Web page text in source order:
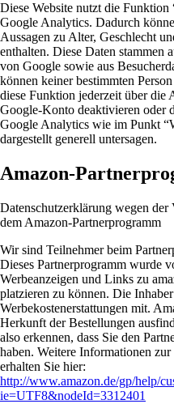
Diese Website nutzt die
Google Analytics. Dadurch
Aussagen zu Alter, Geschlecht
enthalten. Diese Daten stammen
von Google sowie aus
können keiner bestimmten
diese Funktion jederzeit über die
Google-Konto deaktivieren oder
Google Analytics wie im Punkt
dargestellt generell untersagen.
Amazon-
Datenschutzerklärung wegen
dem Amazon-Partnerprogramm
Wir sind Teilnehmer beim
Dieses Partnerprogramm wurde
Werbeanzeigen und Links zu
platzieren zu können. Die
Werbekostenerstattungen mit.
Herkunft der Bestellungen
also erkennen, dass Sie den
haben. Weitere Informationen
erhalten Sie hier:
http://www.amazon.de/gp/help/
ie=UTF8&nodeId=3312401